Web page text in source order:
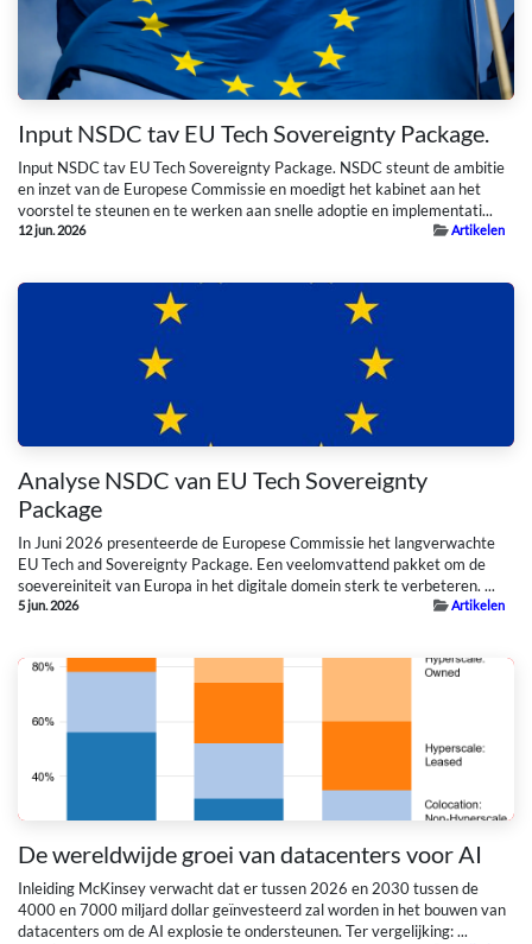
Input NSDC tav EU Tech Sovereignty Package.
Input NSDC tav EU Tech Sovereignty Package. NSDC steunt de ambitie
en inzet van de Europese Commissie en moedigt het kabinet aan het
voorstel te steunen en te werken aan snelle adoptie en implementati...
12 jun. 2026 Artikelen
Analyse NSDC van EU Tech Sovereignty
Package
In Juni 2026 presenteerde de Europese Commissie het langverwachte
EU Tech and Sovereignty Package. Een veelomvattend pakket om de
soevereiniteit van Europa in het digitale domein sterk te verbeteren. ...
5 jun. 2026 Artikelen
De wereldwijde groei van datacenters voor AI
Inleiding McKinsey verwacht dat er tussen 2026 en 2030 tussen de
4000 en 7000 miljard dollar geïnvesteerd zal worden in het bouwen van
datacenters om de AI explosie te ondersteunen. Ter vergelijking: ...